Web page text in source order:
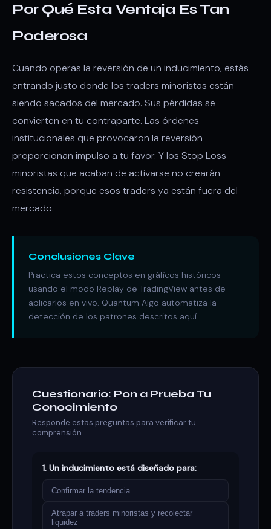
Por Qué Esta Ventaja Es Tan
Poderosa
Cuando operas la reversión de un inducimiento, estás
entrando justo donde los traders minoristas están
siendo sacados del mercado. Sus pérdidas se
convierten en tu contraparte. Las órdenes
institucionales que provocaron la reversión
proporcionan impulso a tu favor. Y los Stop Loss
minoristas que acaban de activarse no crearán
resistencia, porque esos traders ya están fuera del
mercado.
Conclusiones Clave
Practica estos conceptos en gráficos históricos
usando el modo Replay de TradingView antes de
aplicarlos en vivo. Quantum Algo automatiza la
detección de los patrones descritos aquí.
Cuestionario: Pon a Prueba Tu
Conocimiento
Responde estas preguntas para verificar tu
comprensión.
1. Un inducimiento está diseñado para:
Confirmar la tendencia
Atrapar a traders minoristas y recolectar
liquidez